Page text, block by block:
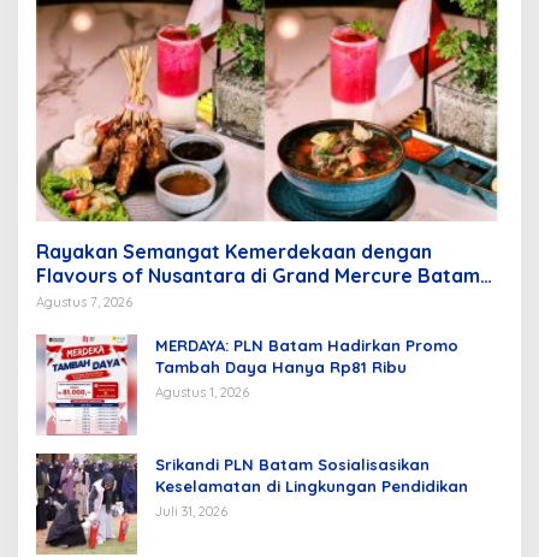
Rayakan Semangat Kemerdekaan dengan
Flavours of Nusantara di Grand Mercure Batam
Centre
Agustus 7, 2026
MERDAYA: PLN Batam Hadirkan Promo
Tambah Daya Hanya Rp81 Ribu
Agustus 1, 2026
Srikandi PLN Batam Sosialisasikan
Keselamatan di Lingkungan Pendidikan
Juli 31, 2026